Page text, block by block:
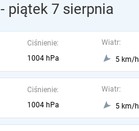
- piątek 7 sierpnia
Ciśnienie:
1004 hPa
Wiatr:
5 km/h
Ciśnienie:
1004 hPa
Wiatr:
5 km/h